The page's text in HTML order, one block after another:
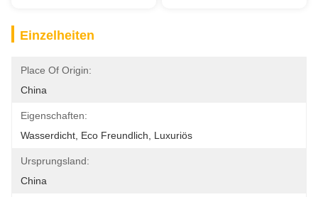
Einzelheiten
Place Of Origin:
China
Eigenschaften:
Wasserdicht, Eco Freundlich, Luxuriös
Ursprungsland:
China